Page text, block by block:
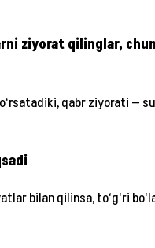
ziyorat qilinglar,
qabr ziyorati —
bilan qilinsa, to‘g‘ri